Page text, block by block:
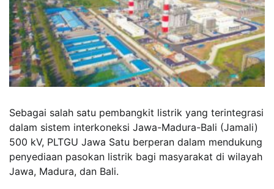
Sebagai salah satu pembangkit listrik yang terintegrasi
dalam sistem interkoneksi Jawa-Madura-Bali (Jamali)
500 kV, PLTGU Jawa Satu berperan dalam mendukung
penyediaan pasokan listrik bagi masyarakat di wilayah
Jawa, Madura, dan Bali.